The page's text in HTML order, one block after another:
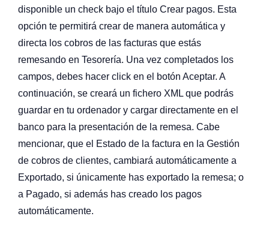
disponible un check bajo el título Crear pagos. Esta
opción te permitirá crear de manera automática y
directa los cobros de las facturas que estás
remesando en Tesorería. Una vez completados los
campos, debes hacer click en el botón Aceptar. A
continuación, se creará un fichero XML que podrás
guardar en tu ordenador y cargar directamente en el
banco para la presentación de la remesa. Cabe
mencionar, que el Estado de la factura en la Gestión
de cobros de clientes, cambiará automáticamente a
Exportado, si únicamente has exportado la remesa; o
a Pagado, si además has creado los pagos
automáticamente.